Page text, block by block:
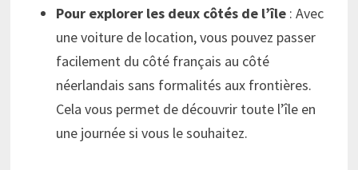
Pour explorer les deux côtés de l’île : Avec
une voiture de location, vous pouvez passer
facilement du côté français au côté
néerlandais sans formalités aux frontières.
Cela vous permet de découvrir toute l’île en
une journée si vous le souhaitez.